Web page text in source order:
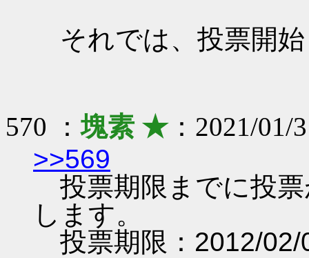
それでは、投票開
570 ：塊素 ★：2021/01/
>>569
投票期限までに投
します。
投票期限：2012/02/